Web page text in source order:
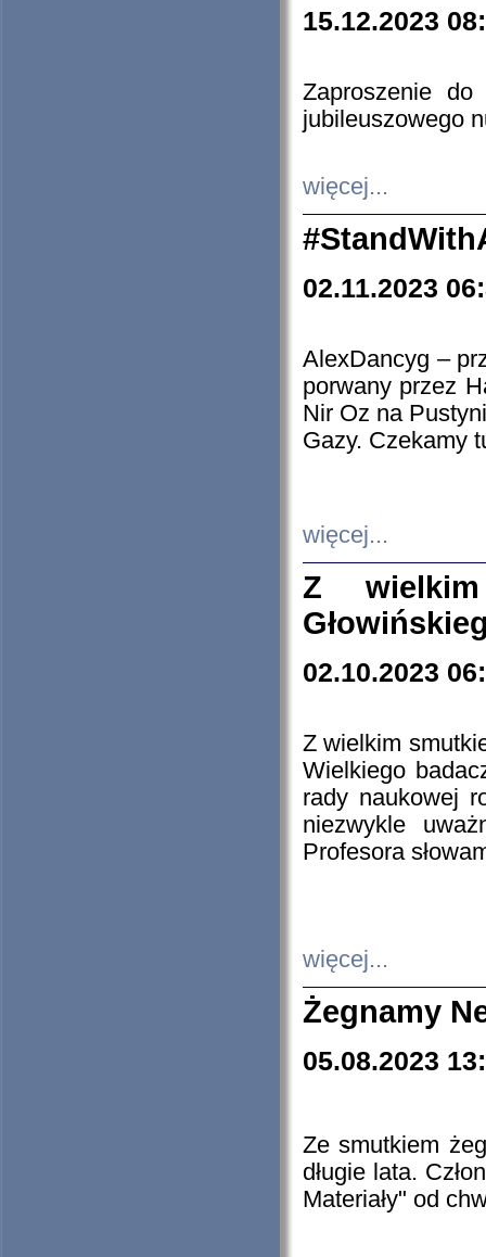
15.12.2023
Zaproszenie do
jubileuszowego
więcej...
02.11.2023
AlexDancyg –
porwany przez
Nir Oz na
Gazy. Czekamy
więcej...
Z
02.10.2023
Z wielkim
Wielkiego
rady naukowej
niezwykle
Profesora
więcej...
Żegnamy
05.08.2023
Ze smutkiem
długie lata.
Materiały" od